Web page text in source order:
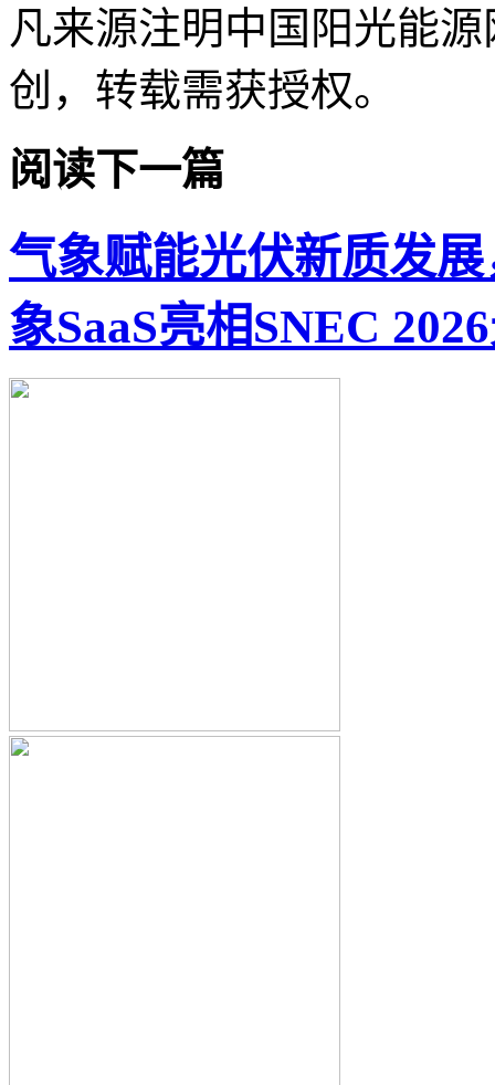
凡来源注明中国阳光能
创，转载需获授权。
阅读下一篇
气象赋能光伏新质发
象SaaS亮相SNEC